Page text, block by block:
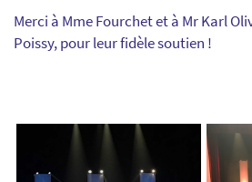
Merci à Mme Fourchet et à Mr Karl
Poissy, pour leur fidèle soutien !